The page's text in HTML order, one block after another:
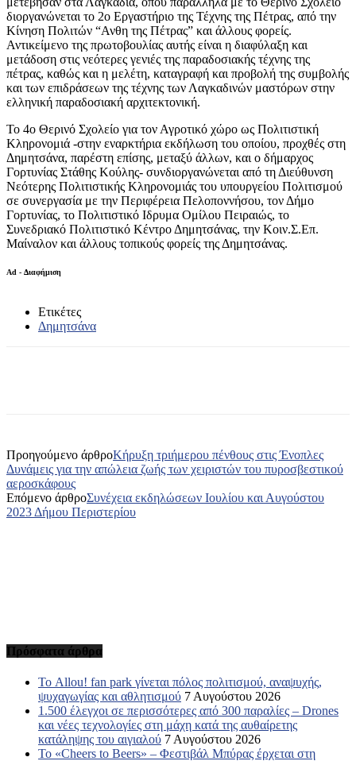
διοργανώνεται το 2ο Εργαστήριο της Τέχνης της Πέτρας, από την
Κίνηση Πολιτών “Ανθη της Πέτρας” και άλλους φορείς.
Αντικείμενο της πρωτοβουλίας αυτής είναι η διαφύλαξη και
μετάδοση στις νεότερες γενιές της παραδοσιακής τέχνης της
πέτρας, καθώς και η μελέτη, καταγραφή και προβολή της συμβολής
και των επιδράσεων της τέχνης των Λαγκαδινών μαστόρων στην
ελληνική παραδοσιακή αρχιτεκτονική.
Το 4ο Θερινό Σχολείο για τον Αγροτικό χώρο ως Πολιτιστική
Κληρονομιά -στην εναρκτήρια εκδήλωση του οποίου, προχθές στη
Δημητσάνα, παρέστη επίσης, μεταξύ άλλων, και ο δήμαρχος
Γορτυνίας Στάθης Κούλης- συνδιοργανώνεται από τη Διεύθυνση
Νεότερης Πολιτιστικής Κληρονομιάς του υπουργείου Πολιτισμού
σε συνεργασία με την Περιφέρεια Πελοποννήσου, τον Δήμο
Γορτυνίας, το Πολιτιστικό Ιδρυμα Ομίλου Πειραιώς, το
Συνεδριακό Πολιτιστικό Κέντρο Δημητσάνας, την Κοιν.Σ.Επ.
Μαίναλον και άλλους τοπικούς φορείς της Δημητσάνας.
Ad - Διαφήμιση
Ετικέτες
Δημητσάνα
Προηγούμενο άρθροΚήρυξη τριήμερου πένθους στις Ένοπλες
Δυνάμεις για την απώλεια ζωής των χειριστών του πυροσβεστικού
αεροσκάφους
Επόμενο άρθροΣυνέχεια εκδηλώσεων Ιουλίου και Αυγούστου
2023 Δήμου Περιστερίου
Πρόσφατα άρθρα
Το Allou! fan park γίνεται πόλος πολιτισμού, αναψυχής,
ψυχαγωγίας και αθλητισμού 7 Αυγούστου 2026
1.500 έλεγχοι σε περισσότερες από 300 παραλίες – Drones
και νέες τεχνολογίες στη μάχη κατά της αυθαίρετης
κατάληψης του αιγιαλού 7 Αυγούστου 2026
Το «Cheers to Beers» – Φεστιβάλ Μπύρας έρχεται στη